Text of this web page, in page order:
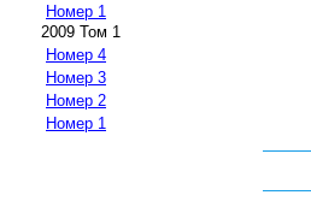
Номер 1
2009 Том 1
Номер 4
Номер 3
Номер 2
Номер 1